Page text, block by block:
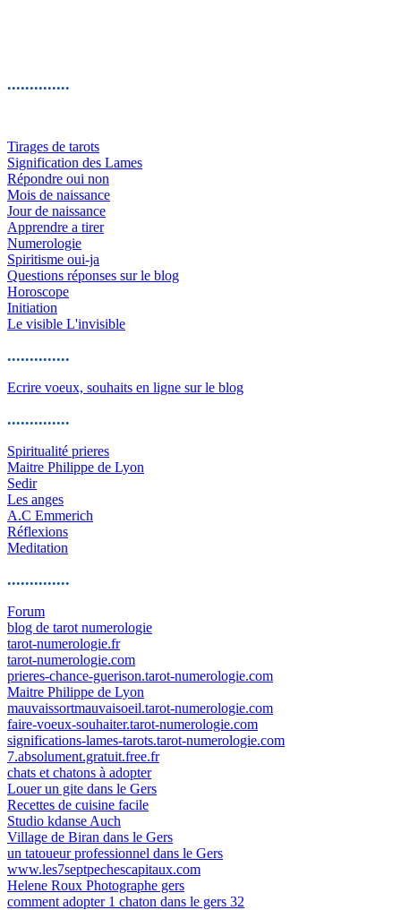
..............
Tirages de tarots
Signification des Lames
Répondre oui non
Mois de naissance
Jour de naissance
Apprendre a tirer
Numerologie
Spiritisme oui-ja
Questions réponses sur le blog
Horoscope
Initiation
Le visible L'invisible
..............
Ecrire voeux, souhaits en ligne sur le blog
..............
Spiritualité prieres
Maitre Philippe de Lyon
Sedir
Les anges
A.C Emmerich
Réflexions
Meditation
..............
Forum
blog de tarot numerologie
tarot-numerologie.fr
tarot-numerologie.com
prieres-chance-guerison.tarot-numerologie.com
Maitre Philippe de Lyon
mauvaissortmauvaisoeil.tarot-numerologie.com
faire-voeux-souhaiter.tarot-numerologie.com
significations-lames-tarots.tarot-numerologie.com
7.absolument.gratuit.free.fr
chats et chatons à adopter
Louer un gite dans le Gers
Recettes de cuisine facile
Studio kdanse Auch
Village de Biran dans le Gers
un tatoueur professionnel dans le Gers
www.les7septpechescapitaux.com
Helene Roux Photographe gers
comment adopter 1 chaton dans le gers 32